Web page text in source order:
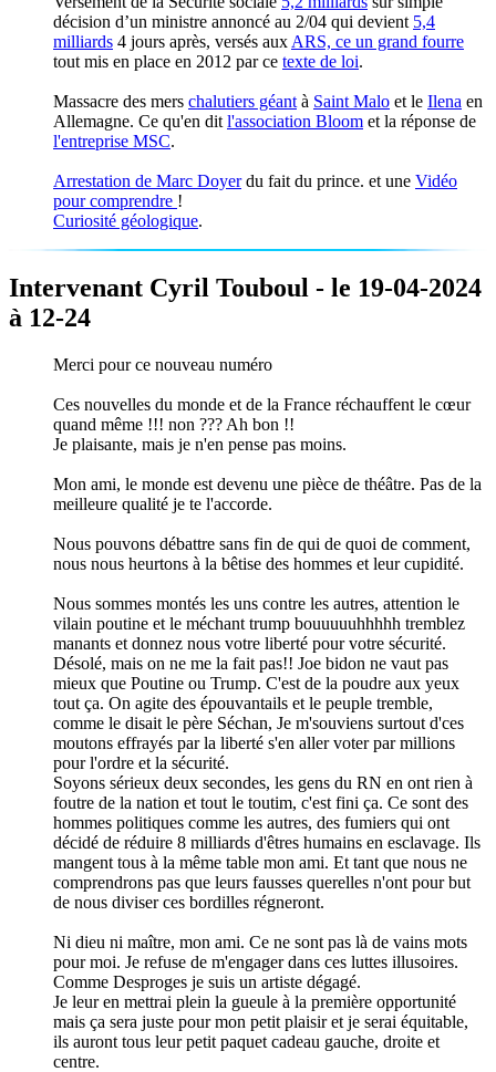
décision d’un ministre annoncé au 2/04 qui devient 5,4
milliards 4 jours après, versés aux ARS, ce un grand fourre
tout mis en place en 2012 par ce texte de loi.
Massacre des mers chalutiers géant à Saint Malo et le Ilena en
Allemagne. Ce qu'en dit l'association Bloom et la réponse de
l'entreprise MSC.
Arrestation de Marc Doyerdu fait du prince. et une Vidéo
pour comprendre !
Curiosité géologique.
Intervenant Cyril Touboul - le 19-04-2024
à 12-24
Merci pour ce nouveau numéro
Ces nouvelles du monde et de la France réchauffent le cœur
quand même !!! non ??? Ah bon !!
Je plaisante, mais je n'en pense pas moins.
Mon ami, le monde est devenu une pièce de théâtre. Pas de la
meilleure qualité je te l'accorde.
Nous pouvons débattre sans fin de qui de quoi de comment,
nous nous heurtons à la bêtise des hommes et leur cupidité.
Nous sommes montés les uns contre les autres, attention le
vilain poutine et le méchant trump bouuuuuhhhhh tremblez
manants et donnez nous votre liberté pour votre sécurité.
Désolé, mais on ne me la fait pas!! Joe bidon ne vaut pas
mieux que Poutine ou Trump. C'est de la poudre aux yeux
tout ça. On agite des épouvantails et le peuple tremble,
comme le disait le père Séchan, Je m'souviens surtout d'ces
moutons effrayés par la liberté s'en aller voter par millions
pour l'ordre et la sécurité.
Soyons sérieux deux secondes, les gens du RN en ont rien à
foutre de la nation et tout le toutim, c'est fini ça. Ce sont des
hommes politiques comme les autres, des fumiers qui ont
décidé de réduire 8 milliards d'êtres humains en esclavage. Ils
mangent tous à la même table mon ami. Et tant que nous ne
comprendrons pas que leurs fausses querelles n'ont pour but
de nous diviser ces bordilles régneront.
Ni dieu ni maître, mon ami. Ce ne sont pas là de vains mots
pour moi. Je refuse de m'engager dans ces luttes illusoires.
Comme Desproges je suis un artiste dégagé.
Je leur en mettrai plein la gueule à la première opportunité
mais ça sera juste pour mon petit plaisir et je serai équitable,
ils auront tous leur petit paquet cadeau gauche, droite et
centre.